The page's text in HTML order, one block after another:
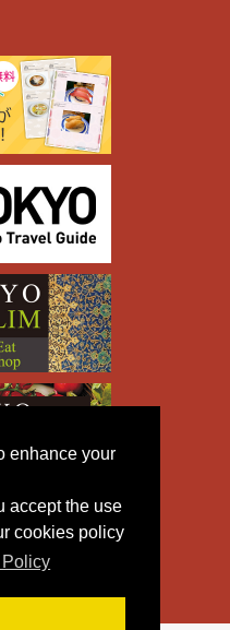
enhance your
accept the use
cookies policy